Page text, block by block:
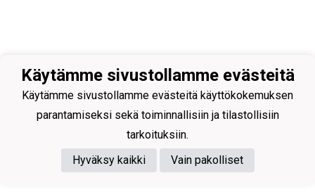
Käytämme sivustollamme evästeitä
Käytämme sivustollamme evästeitä käyttökokemuksen
parantamiseksi sekä toiminnallisiin ja tilastollisiin
tarkoituksiin.
Hyväksy kaikki
Vain pakolliset